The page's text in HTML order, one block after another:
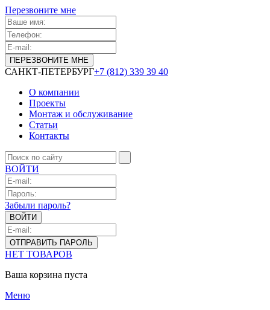
Перезвоните мне
САНКТ-ПЕТЕРБУРГ+7 (812) 339 39 40
О компании
Проекты
Монтаж и обслуживание
Статьи
Контакты
ВОЙТИ
Забыли пароль?
НЕТ ТОВАРОВ
Ваша корзина пуста
Меню